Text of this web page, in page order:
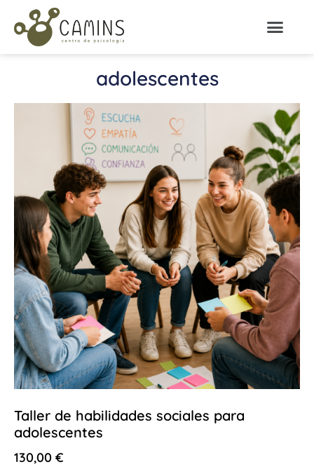
adolescentes
Taller de habilidades sociales para
adolescentes
130,00 €